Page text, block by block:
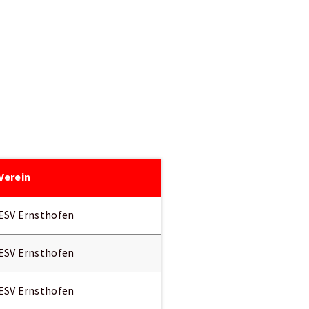
Ernsthofen
Ernsthofen
Ernsthofen